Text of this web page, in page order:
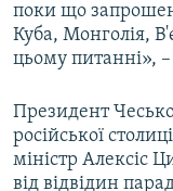
поки що
Куба, Монголія,
цьому питанні»,
Президент
російської
міністр Алексіс
від відвідин